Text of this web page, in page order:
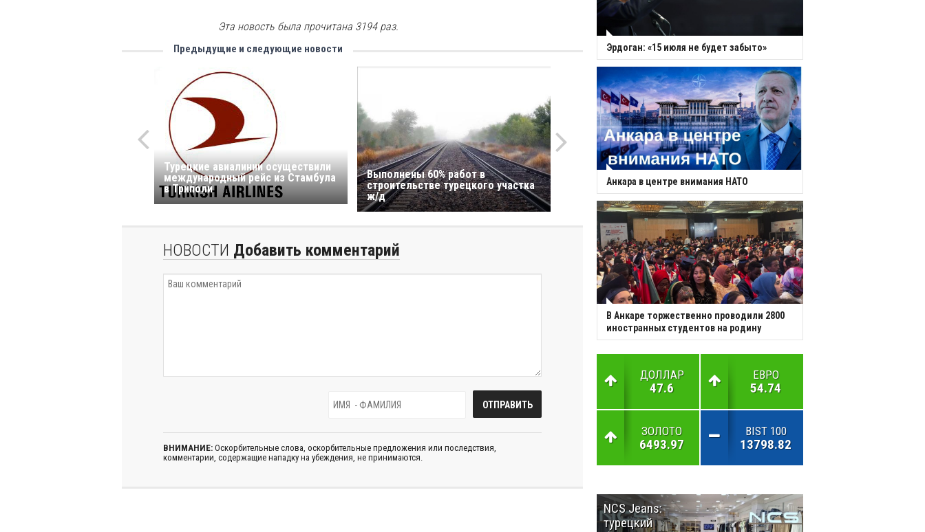
Эта новость была прочитана 3194 раз.
Предыдущие и следующие новости
Турецкие авиалинии осуществили
международный рейс из Стамбула
в Триполи
Выполнены 60% работ в
строительстве турецкого участка
ж/д
НОВОСТИ Добавить комментарий
ВНИМАНИЕ: Оскорбительные слова, оскорбительные предложения или последствия,
комментарии, содержащие нападку на убеждения, не принимаются.
Эрдоган: «15 июля не будет забыто»
Анкара в центре внимания НАТО
В Анкаре торжественно проводили 2800
иностранных студентов на родину
ДОЛЛАР
47.6
ЕВРО
54.74
ЗОЛОТО
6493.97
BIST 100
13798.82
NCS Jeans:
турецкий